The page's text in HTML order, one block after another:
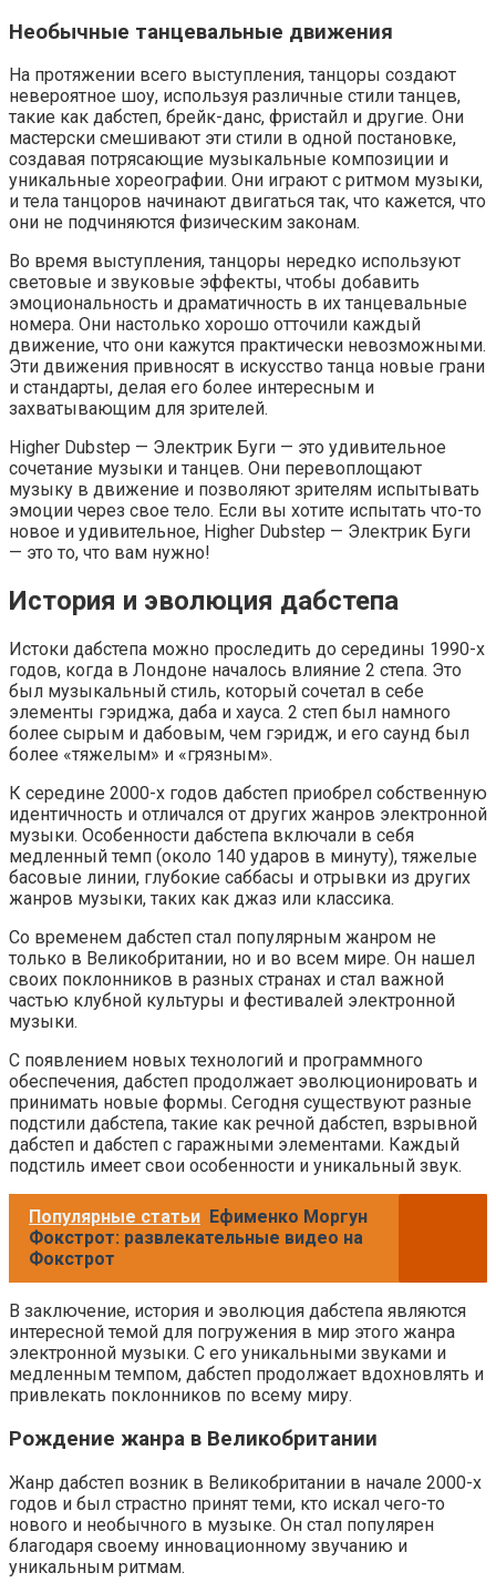
Необычные танцевальные движения
На протяжении всего выступления, танцоры создают
невероятное шоу, используя различные стили танцев,
такие как дабстеп, брейк-данс, фристайл и другие. Они
мастерски смешивают эти стили в одной постановке,
создавая потрясающие музыкальные композиции и
уникальные хореографии. Они играют с ритмом музыки,
и тела танцоров начинают двигаться так, что кажется, что
они не подчиняются физическим законам.
Во время выступления, танцоры нередко используют
световые и звуковые эффекты, чтобы добавить
эмоциональность и драматичность в их танцевальные
номера. Они настолько хорошо отточили каждый
движение, что они кажутся практически невозможными.
Эти движения привносят в искусство танца новые грани
и стандарты, делая его более интересным и
захватывающим для зрителей.
Higher Dubstep — Электрик Буги — это удивительное
сочетание музыки и танцев. Они перевоплощают
музыку в движение и позволяют зрителям испытывать
эмоции через свое тело. Если вы хотите испытать что-то
новое и удивительное, Higher Dubstep — Электрик Буги
— это то, что вам нужно!
История и эволюция дабстепа
Истоки дабстепа можно проследить до середины 1990-х
годов, когда в Лондоне началось влияние 2 степа. Это
был музыкальный стиль, который сочетал в себе
элементы гэриджа, даба и хауса. 2 степ был намного
более сырым и дабовым, чем гэридж, и его саунд был
более «тяжелым» и «грязным».
К середине 2000-х годов дабстеп приобрел собственную
идентичность и отличался от других жанров электронной
музыки. Особенности дабстепа включали в себя
медленный темп (около 140 ударов в минуту), тяжелые
басовые линии, глубокие саббасы и отрывки из других
жанров музыки, таких как джаз или классика.
Со временем дабстеп стал популярным жанром не
только в Великобритании, но и во всем мире. Он нашел
своих поклонников в разных странах и стал важной
частью клубной культуры и фестивалей электронной
музыки.
С появлением новых технологий и программного
обеспечения, дабстеп продолжает эволюционировать и
принимать новые формы. Сегодня существуют разные
подстили дабстепа, такие как речной дабстеп, взрывной
дабстеп и дабстеп с гаражными элементами. Каждый
подстиль имеет свои особенности и уникальный звук.
Популярные статьи Ефименко Моргун
Фокстрот: развлекательные видео на
Фокстрот
В заключение, история и эволюция дабстепа являются
интересной темой для погружения в мир этого жанра
электронной музыки. С его уникальными звуками и
медленным темпом, дабстеп продолжает вдохновлять и
привлекать поклонников по всему миру.
Рождение жанра в Великобритании
Жанр дабстеп возник в Великобритании в начале 2000-х
годов и был страстно принят теми, кто искал чего-то
нового и необычного в музыке. Он стал популярен
благодаря своему инновационному звучанию и
уникальным ритмам.